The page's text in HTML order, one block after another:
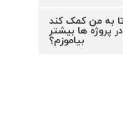
به من کمک کند
پروژه ها بیشتر
بیاموزم؟